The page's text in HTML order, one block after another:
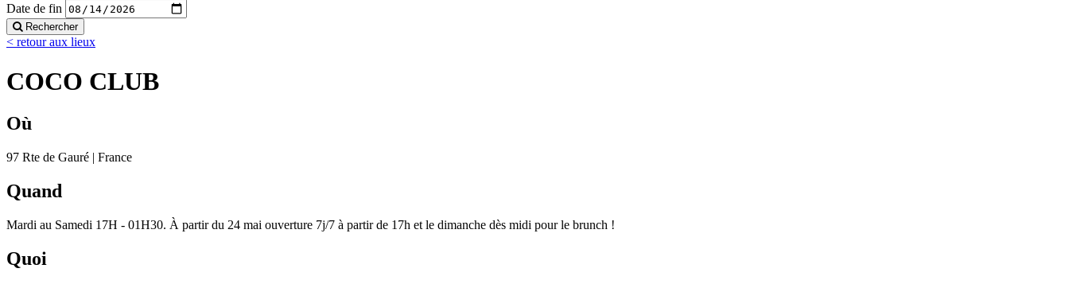
Date de fin
Rechercher
< retour aux lieux
COCO CLUB
Où
97 Rte de Gauré | France
Quand
Mardi au Samedi 17H - 01H30. À partir du 24 mai ouverture 7j/7 à partir de 17h et le dimanche dès midi pour le brunch !
Quoi